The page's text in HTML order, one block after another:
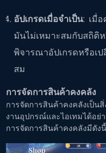
อัปเกรดเมื่อจำเป็น: เมื่
มันไม่เหมาะสมกับส
พิจารณาอัปเกรดหรือเ
สม
การจัดการสินค้าคงคลัง
การจัดการสินค้าคงคลังเป็น
งานอุปกรณ์และไอเทมได้อ
การจัดการสินค้าคงคลังมีดัง